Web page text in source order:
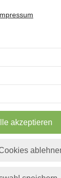
akzeptieren